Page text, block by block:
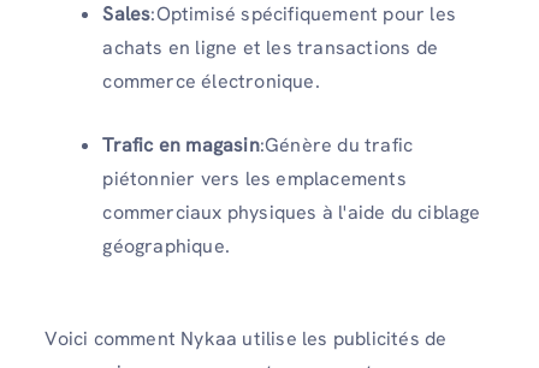
Sales:Optimisé spécifiquement pour les
achats en ligne et les transactions de
commerce électronique.
Trafic en magasin:Génère du trafic
piétonnier vers les emplacements
commerciaux physiques à l'aide du ciblage
géographique.
Voici comment Nykaa utilise les publicités de